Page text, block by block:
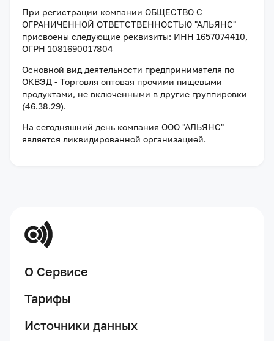
При регистрации компании ОБЩЕСТВО С
ОГРАНИЧЕННОЙ ОТВЕТСТВЕННОСТЬЮ "АЛЬЯНС"
присвоены следующие реквизиты: ИНН 1657074410,
ОГРН 1081690017804
Основной вид деятельности предпринимателя по
ОКВЭД - Торговля оптовая прочими пищевыми
продуктами, не включенными в другие группировки
(46.38.29).
На сегодняшний день компания ООО "АЛЬЯНС"
является ликвидированной организацией.
О Сервисе
Тарифы
Источники данных